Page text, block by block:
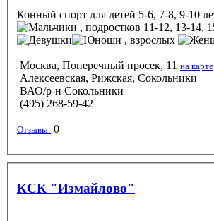
Конный спорт для детей 5-6, 7-8, 9-10
, подростков 11-12, 13-14,
, взрослых
Москва, Поперечный просек, 11 на карте
Алексеевская, Рижская, Сокольники
ВАО/р-н Сокольники
(495) 268-59-42
Отзывы: 0
КСК "Измайлово"